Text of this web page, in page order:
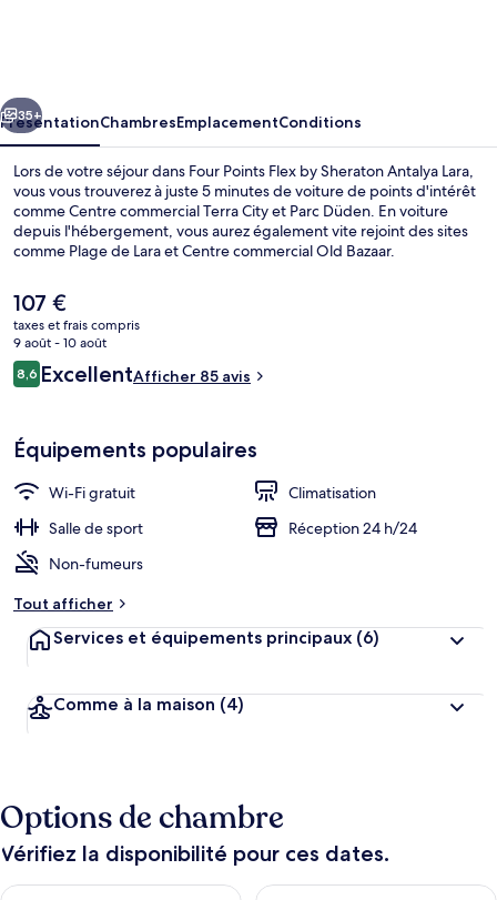
Sheraton
Antalya
Lara
Suivant
35+
PrésentationChambresEmplacementConditions
Lors de votre séjour dans Four Points Flex by Sheraton Antalya Lara,
vous vous trouverez à juste 5 minutes de voiture de points d'intérêt
comme Centre commercial Terra City et Parc Düden. En voiture
depuis l'hébergement, vous aurez également vite rejoint des sites
comme Plage de Lara et Centre commercial Old Bazaar.
Le
prix
actuel
est
de
107 €
taxes et frais compris
9 août - 10 août
Avis
voyageurs
8,68,6 sur 10
ExcellentAfficher 85 avis
Équipements populaires
Wi-Fi gratuit
Climatisation
Salle de sport
Réception 24 h/24
Non-fumeurs
Tout afficher
Services et équipements principaux (6)
Comme à la maison (4)
Options de chambre
Vérifiez la disponibilité pour ces dates.
Vérifier la disponibilité pour ce soir août 8 - août 9
Vérifier la disponibilité pour